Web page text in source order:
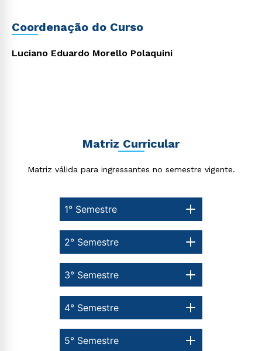
Coordenação do Curso
Luciano Eduardo Morello Polaquini
Matriz Curricular
Matriz válida para ingressantes no semestre vigente.
1° Semestre
5° Semestre
4° Semestre
3° Semestre
2° Semestre
WhatsApp
autorizo que meus dados sejam utilizados para o
envio de conteúdos da Cruzeiro do Sul.